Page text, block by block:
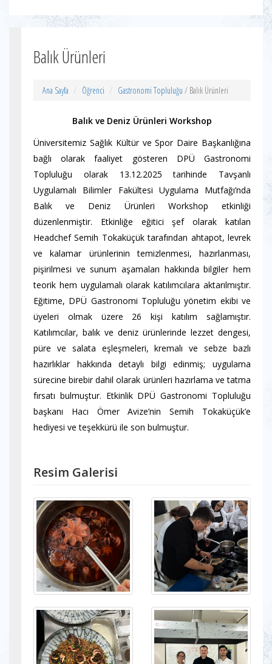
Balık Ürünleri
Ana Sayfa Öğrenci Gastronomi Topluluğu / Balık Ürünleri
Balık ve Deniz Ürünleri Workshop
Üniversitemiz Sağlık Kültür ve Spor Daire Başkanlığına
bağlı olarak faaliyet gösteren DPÜ Gastronomi
Topluluğu olarak 13.12.2025 tarihinde Tavşanlı
Uygulamalı Bilimler Fakültesi Uygulama Mutfağı’nda
Balık ve Deniz Ürünleri Workshop etkinliği
düzenlenmiştir. Etkinliğe eğitici şef olarak katılan
Headchef Semih Tokaküçük tarafından ahtapot, levrek
ve kalamar ürünlerinin temizlenmesi, hazırlanması,
pişirilmesi ve sunum aşamaları hakkında bilgiler hem
teorik hem uygulamalı olarak katılımcılara aktarılmıştır.
Eğitime, DPÜ Gastronomi Topluluğu yönetim ekibi ve
üyeleri olmak üzere 26 kişi katılım sağlamıştır.
Katılımcılar, balık ve deniz ürünlerinde lezzet dengesi,
püre ve salata eşleşmeleri, kremalı ve sebze bazlı
hazırlıklar hakkında detaylı bilgi edinmiş; uygulama
sürecine birebir dahil olarak ürünleri hazırlama ve tatma
fırsatı bulmuştur. Etkinlik DPÜ Gastronomi Topluluğu
başkanı Hacı Ömer Avize’nin Semih Tokaküçük’e
hediyesi ve teşekkürü ile son bulmuştur.
Resim Galerisi